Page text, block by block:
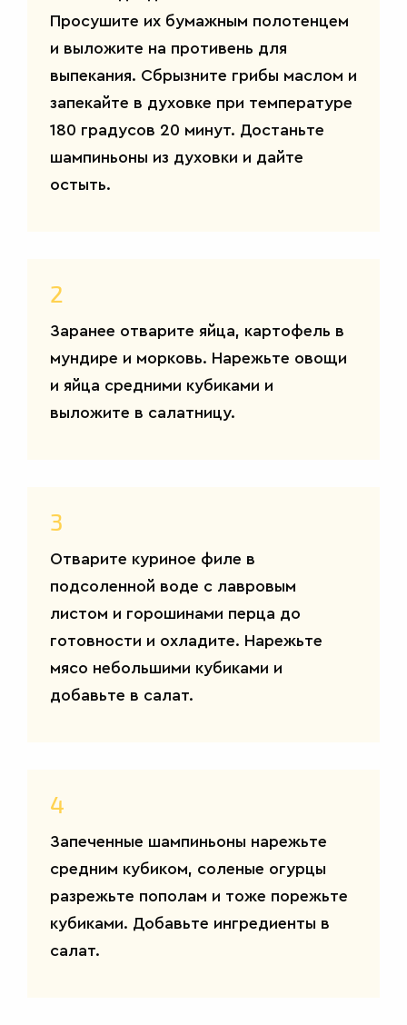
САЛАТЫ
Просушите их бумажным полотенцем
и выложите на противень для
выпекания. Сбрызните грибы маслом и
запекайте в духовке при температуре
180 градусов 20 минут. Достаньте
шампиньоны из духовки и дайте
остыть.
2
Заранее отварите яйца, картофель в
мундире и морковь. Нарежьте овощи
и яйца средними кубиками и
выложите в салатницу.
3
Отварите куриное филе в
подсоленной воде с лавровым
листом и горошинами перца до
готовности и охладите. Нарежьте
мясо небольшими кубиками и
добавьте в салат.
4
Запеченные шампиньоны нарежьте
средним кубиком, соленые огурцы
разрежьте пополам и тоже порежьте
кубиками. Добавьте ингредиенты в
салат.